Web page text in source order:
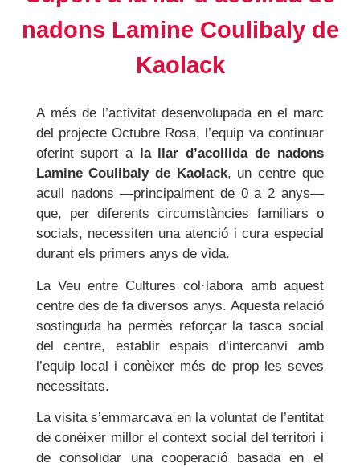
nadons Lamine Coulibaly de
Kaolack
A més de l’activitat desenvolupada en el marc
del projecte Octubre Rosa, l’equip va continuar
oferint suport ala llar d’acollida de nadons
Lamine Coulibaly de Kaolack, un centre que
acull nadons —principalment de 0 a 2 anys—
que, per diferents circumstàncies familiars o
socials, necessiten una atenció i cura especial
durant els primers anys de vida.
La Veu entre Cultures col·labora amb aquest
centre des de fa diversos anys. Aquesta relació
sostinguda ha permès reforçar la tasca social
del centre, establir espais d’intercanvi amb
l’equip local i conèixer més de prop les seves
necessitats.
La visita s’emmarcava en la voluntat de l’entitat
de conèixer millor el context social del territori i
de consolidar una cooperació basada en el